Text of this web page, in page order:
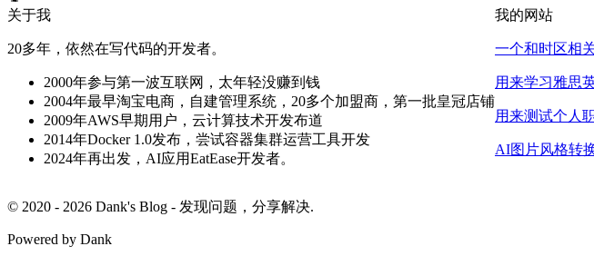
关于我
20多年，依然在写代码的开发者。
2000年参与第一波互联网，太年轻没赚到钱
2004年最早淘宝电商，自建管理系统，20多个加盟商，第一批皇冠店铺
2009年AWS早期用户，云计算技术开发布道
2014年Docker 1.0发布，尝试容器集群运营工具开发
2024年再出发，AI应用EatEase开发者。
我的网站
一个和时区相
用来学习雅思
用来测试个人
AI图片风格转
© 2020 - 2026 Dank's Blog - 发现问题，分享解决.
Powered by Dank